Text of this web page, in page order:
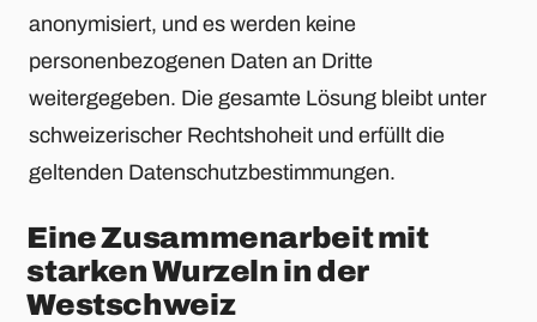
anonymisiert, und es werden keine
personenbezogenen Daten an Dritte
weitergegeben. Die gesamte Lösung bleibt unter
schweizerischer Rechtshoheit und erfüllt die
geltenden Datenschutzbestimmungen.
Eine Zusammenarbeit mit
starken Wurzeln in der
Westschweiz